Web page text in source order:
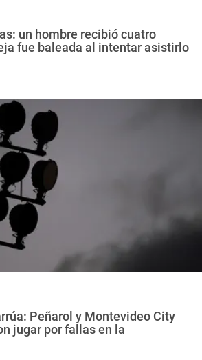
un hombre recibió cuatro
fue baleada al intentar asistirlo
Peñarol y Montevideo City
jugar por fallas en la